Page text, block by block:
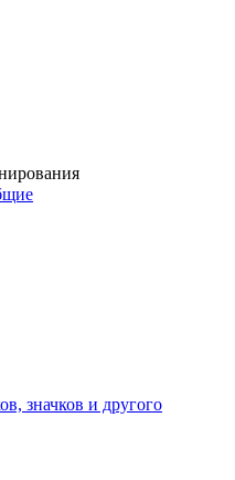
значков и другого